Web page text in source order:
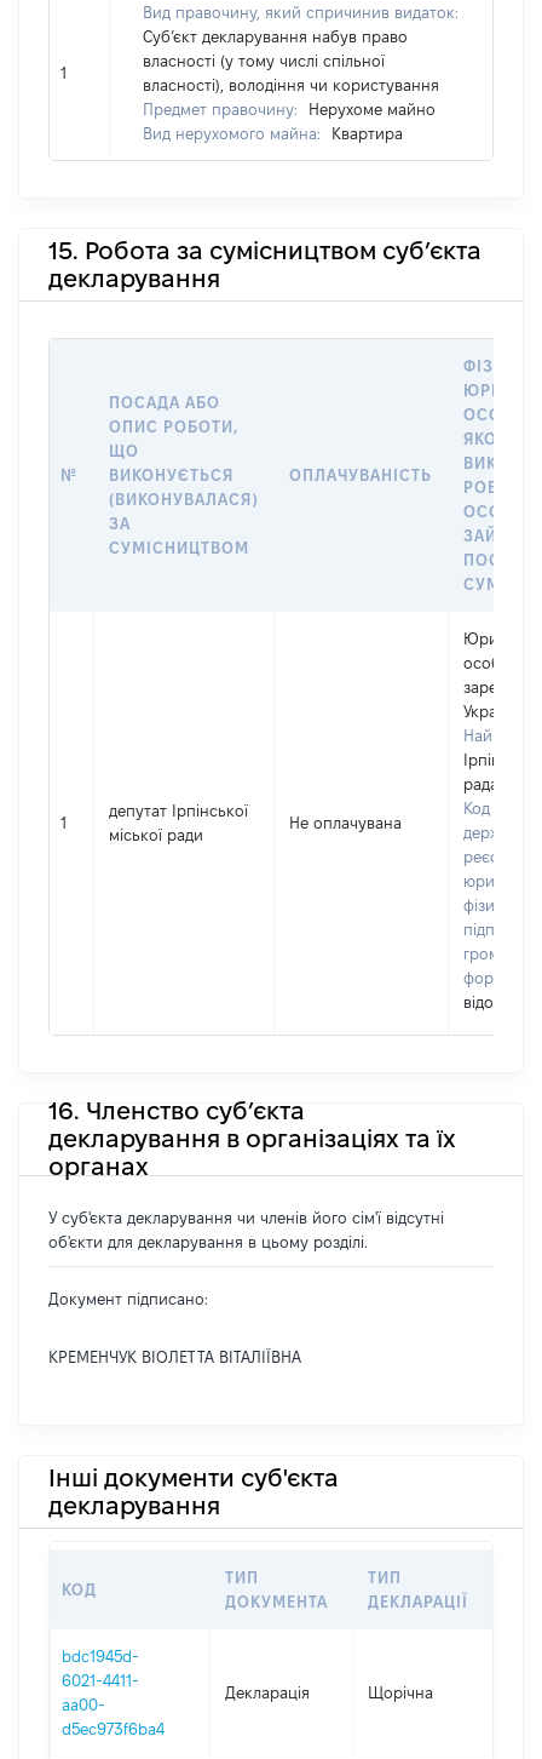
1
Вид правочину, який спричинив видаток:
Суб’єкт декларування набув право
власності (у тому числі спільної
власності), володіння чи користування
Предмет правочину:
Нерухоме майно
Вид нерухомого майна:
Квартира
15. Робота за сумісництвом суб’єкта
декларування
№
ПОСАДА АБО
ОПИС РОБОТИ,
ЩО
ВИКОНУЄТЬСЯ
(ВИКОНУВАЛАСЯ)
ЗА
СУМІСНИЦТВОМ
ОПЛАЧУВАНІСТЬ
ОСОБА,
ЯКОЇ
РОБОТА
ОСОБА
ПОСАДУ
1
депутат Ірпінської
міської ради
Не оплачувана
Юридична
особа,
Україні
Ірпінська
рада
Код в
реєстрі
фізичних
відомо]
16. Членство суб’єкта
декларування в організаціях та їх
органах
У суб'єкта декларування чи членів його сім'ї відсутні
об'єкти для декларування в цьому розділі.
Документ підписано:
КРЕМЕНЧУК ВІОЛЕТТА ВІТАЛІЇВНА
Інші документи суб'єкта
декларування
КОД
ТИП
ДОКУМЕНТА
ТИП
ДЕКЛАРАЦІЇ
bdc1945d-
6021-4411-
aa00-
d5ec973f6ba4
Декларація Щорічна